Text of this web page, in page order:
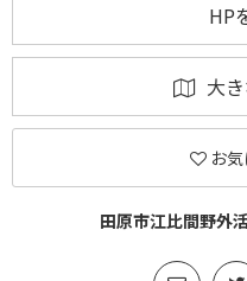
HP
大
お
田原市江比間野外